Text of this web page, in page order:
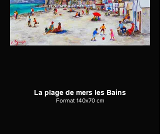
La plage de mers les Bains
Format 140x70 cm